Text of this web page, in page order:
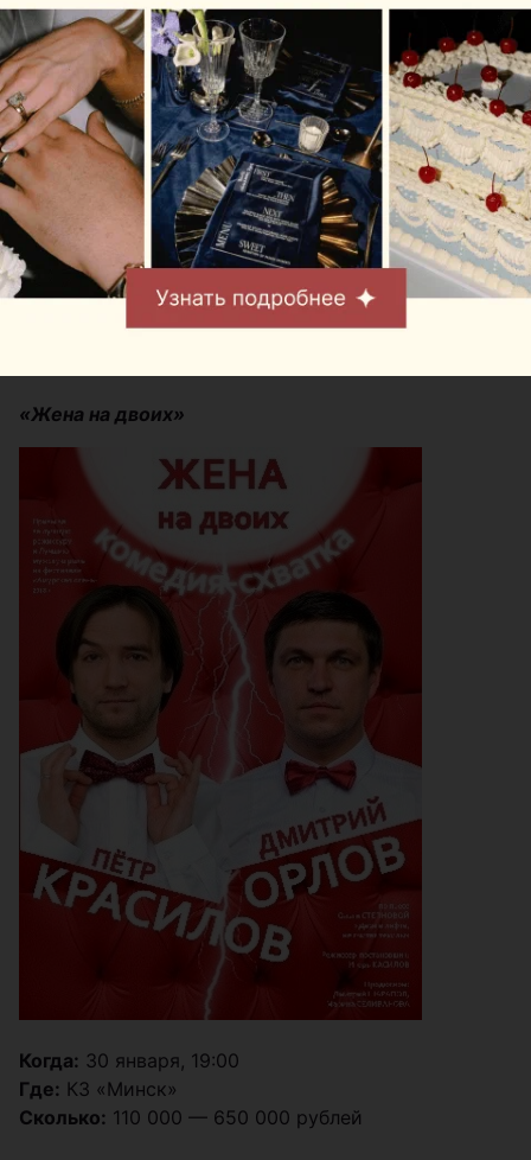
«Легенды Голливуда» — это история о том, как
создаются киношедевры «фабрики грез» на
лучшей киностудии мира в Голливуде. Когда
вместе собираются продюсер, режиссер,
сценарист и… сексапильная секретарша —
происходит создание фильма, который вскоре
становится легендой.
Перенестись в Золотую эпоху Голливуда помогут
вам не только сюжет, но и соответствующие
костюмы актеров, декорации, звуковое
сопровождение и атмосфера спектакля. К слову,
«Жена на двоих»
Когда: 30 января, 19:00
Где: КЗ «Минск»
Сколько: 110 000 — 650 000 рублей